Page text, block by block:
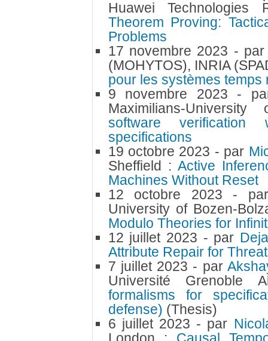
Huawei
Theorem Proving:
Problems
17 novembre 2023 -
(MOHYTOS), INRIA
pour les systèmes
9 novembre 2023 -
Maximilians-
software
specifications
19 octobre 2023 - par
Sheffield :Active
Machines Without Reset
12 octobre 2023 -
University of Bozen-
Modulo Theories for
12 juillet 2023 - par
Attribute Repair for
7 juillet 2023 - par
Université
formalisms for
defense) (Thesis)
6 juillet 2023 - par